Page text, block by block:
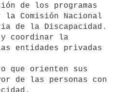
la Comisión Nacional
coordinar la
entidades privadas
de las personas con